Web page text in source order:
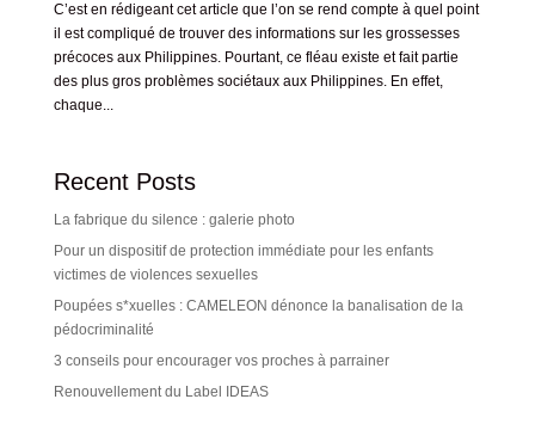
C’est en rédigeant cet article que l’on se rend compte à quel point
il est compliqué de trouver des informations sur les grossesses
précoces aux Philippines. Pourtant, ce fléau existe et fait partie
des plus gros problèmes sociétaux aux Philippines. En effet,
chaque...
Recent Posts
La fabrique du silence : galerie photo
Pour un dispositif de protection immédiate pour les enfants
victimes de violences sexuelles
Poupées s*xuelles : CAMELEON dénonce la banalisation de la
pédocriminalité
3 conseils pour encourager vos proches à parrainer
Renouvellement du Label IDEAS